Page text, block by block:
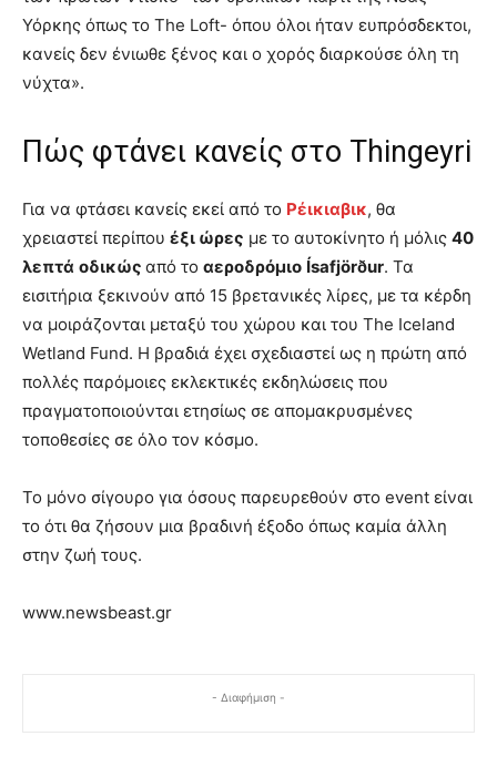
Υόρκης όπως το The Loft- όπου όλοι ήταν ευπρόσδεκτοι,
κανείς δεν ένιωθε ξένος και ο χορός διαρκούσε όλη τη
νύχτα».
Πώς φτάνει κανείς στο Thingeyri
Για να φτάσει κανείς εκεί από το Ρέικιαβικ, θα
χρειαστεί περίπου έξι ώρες με το αυτοκίνητο ή μόλις 40
λεπτά οδικώς από το αεροδρόμιο Ísafjörður. Τα
εισιτήρια ξεκινούν από 15 βρετανικές λίρες, με τα κέρδη
να μοιράζονται μεταξύ του χώρου και του The Iceland
Wetland Fund. Η βραδιά έχει σχεδιαστεί ως η πρώτη από
πολλές παρόμοιες εκλεκτικές εκδηλώσεις που
πραγματοποιούνται ετησίως σε απομακρυσμένες
τοποθεσίες σε όλο τον κόσμο.
Το μόνο σίγουρο για όσους παρευρεθούν στο event είναι
το ότι θα ζήσουν μια βραδινή έξοδο όπως καμία άλλη
στην ζωή τους.
www.newsbeast.gr
- Διαφήμιση -